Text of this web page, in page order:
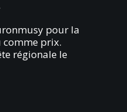
pour la
prix.
régionale le